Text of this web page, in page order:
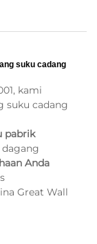
suku cadang
kami
suku cadang
pabrik
dagang
Anda
Great Wall